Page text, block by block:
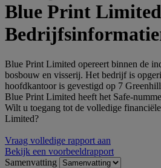
Blue Print Limited
Blue Print Limited opereert binnen de
bosbouw en visserij. Het bedrijf is
hoofdkantoor is gevestigd op 7
Blue Print Limited heeft het Safe-
Wilt u toegang tot de volledige
Limited?
Vraag volledige rapport aan
Bekijk een voorbeeldrapport
Samenvatting